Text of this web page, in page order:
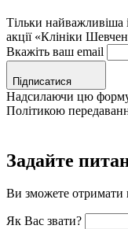
Тільки найважливіша
акції «Клініки
Вкажіть ваш email
Підписатися
Надсилаючи цю
Політикою
Задайте
Ви зможете отримати
Як Вас звати?